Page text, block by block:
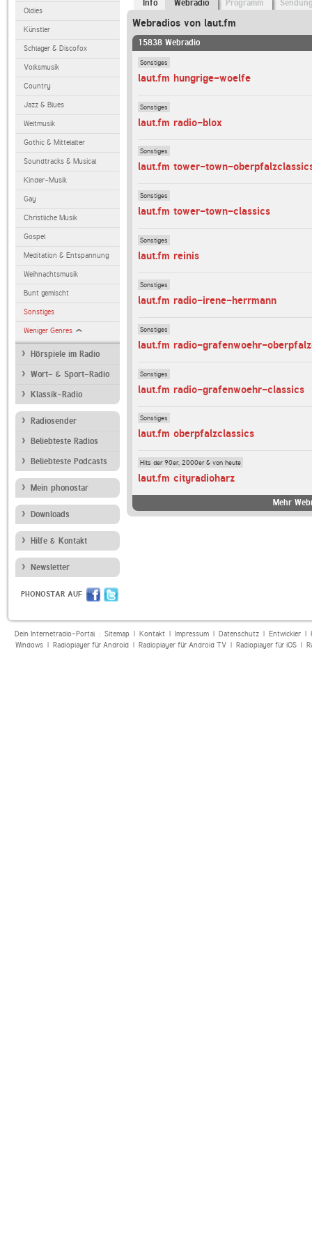
Oldies
Künstler
Schlager & Discofox
Volksmusik
Country
Jazz & Blues
Weltmusik
Gothic & Mittelalter
Soundtracks & Musical
Kinder-Musik
Gay
Christliche Musik
Gospel
Meditation & Entspannung
Weihnachtsmusik
Bunt gemischt
Sonstiges
Weniger Genres
Hörspiele im Radio
Wort- & Sport-Radio
Klassik-Radio
Radiosender
Beliebteste Radios
Beliebteste Podcasts
Mein phonostar
Downloads
Hilfe & Kontakt
Newsletter
PHONOSTAR AUF
Info Webradio Programm
Webradios von laut.fm
15838 Webradio
Sonstiges
laut.fm hungrige-woelfe
Sonstiges
laut.fm radio-blox
Sonstiges
laut.fm tower-town-
Sonstiges
laut.fm tower-town-classics
Sonstiges
laut.fm reinis
Sonstiges
laut.fm radio-irene-herrmann
Sonstiges
laut.fm radio-grafenwoehr-
Sonstiges
laut.fm radio-grafenwoehr-classics
Sonstiges
laut.fm oberpfalzclassics
Hits der 90er, 2000er & von heute
laut.fm cityradioharz
Mehr
Dein Internetradio-Portal : Sitemap| Kontakt| Impressum| Datenschutz| Entwickler|
Windows| Radioplayer für Android| Radioplayer für Android TV| Radioplayer für iOS|